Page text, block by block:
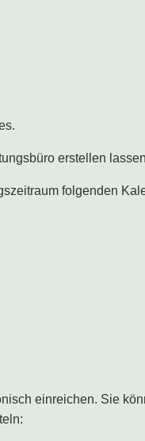
erstellen
folgenden
einreichen. Sie